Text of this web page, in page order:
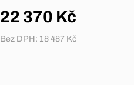
22 370 Kč
Bez DPH: 18 487 Kč